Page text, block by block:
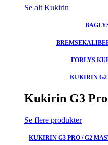
Se alt Kukirin
FORLYS
KUKIRIN G2
Kukirin G3
Se flere produkter
KUKIRIN G3 PRO / G2